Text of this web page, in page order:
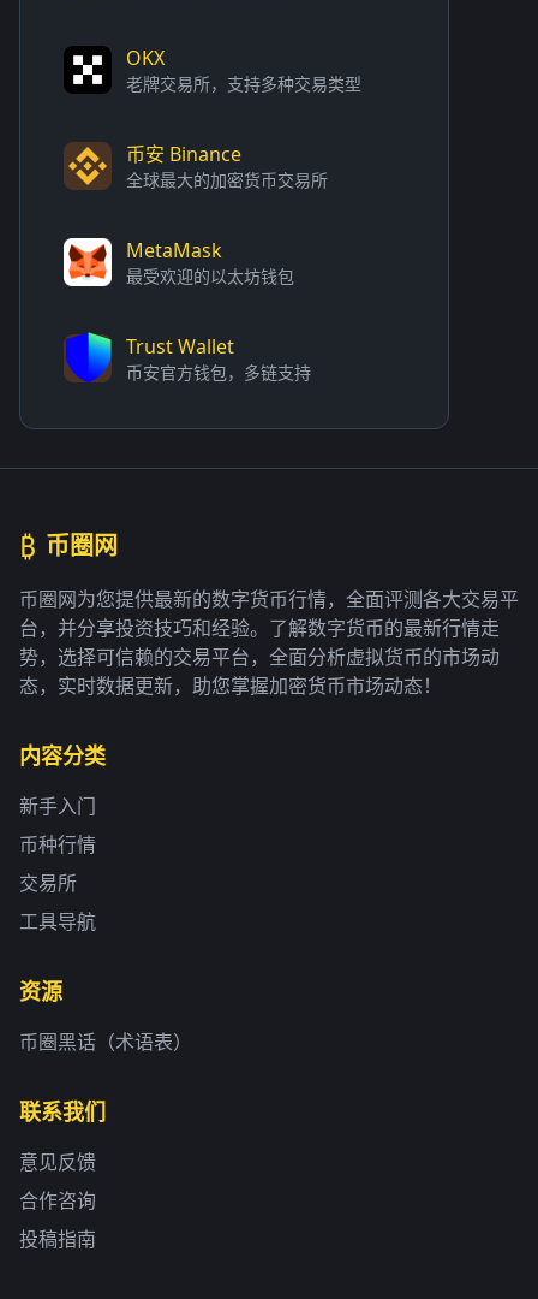
OKX
老牌交易所，支持多种交易类型
币安 Binance
全球最大的加密货币交易所
MetaMask
最受欢迎的以太坊钱包
Trust Wallet
币安官方钱包，多链支持
₿ 币圈网
币圈网为您提供最新的数字货币行情，全面评测各大交易平
台，并分享投资技巧和经验。了解数字货币的最新行情走
势，选择可信赖的交易平台，全面分析虚拟货币的市场动
态，实时数据更新，助您掌握加密货币市场动态！
内容分类
新手入门
币种行情
交易所
工具导航
资源
币圈黑话（术语表）
联系我们
意见反馈
合作咨询
投稿指南